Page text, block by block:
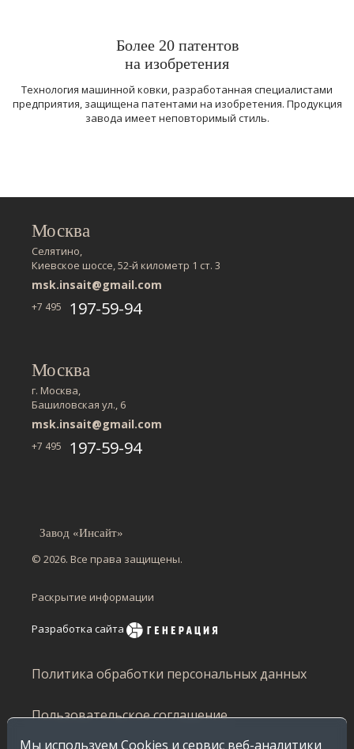
Более 20 патентов
на изобретения
Технология машинной ковки, разработанная специалистами
предприятия, защищена патентами на изобретения. Продукция
завода имеет неповторимый стиль.
Москва
Селятино,
Киевское шоссе, 52-й километр 1 ст. 3
msk.insait@gmail.com
+7 495 197-59-94
Москва
г. Москва,
Башиловская ул., 6
msk.insait@gmail.com
+7 495 197-59-94
Завод «Инсайт»
© 2026. Все права защищены.
Раскрытие информации
Разработка сайта
Политика обработки персональных данных
Пользовательское соглашение
Мы используем Cookies и сервис веб-аналитики